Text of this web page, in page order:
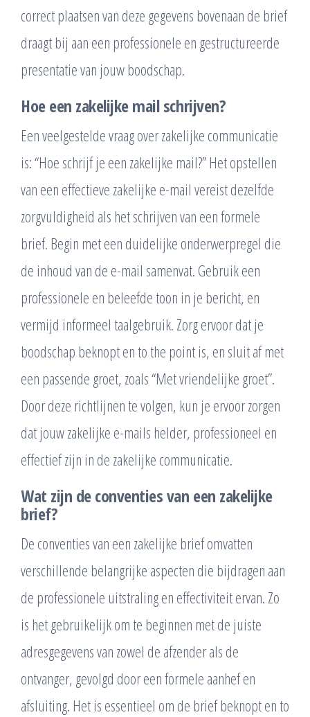
correct plaatsen van deze gegevens bovenaan de brief
draagt bij aan een professionele en gestructureerde
presentatie van jouw boodschap.
Hoe een zakelijke mail schrijven?
Een veelgestelde vraag over zakelijke communicatie
is: “Hoe schrijf je een zakelijke mail?” Het opstellen
van een effectieve zakelijke e-mail vereist dezelfde
zorgvuldigheid als het schrijven van een formele
brief. Begin met een duidelijke onderwerpregel die
de inhoud van de e-mail samenvat. Gebruik een
professionele en beleefde toon in je bericht, en
vermijd informeel taalgebruik. Zorg ervoor dat je
boodschap beknopt en to the point is, en sluit af met
een passende groet, zoals “Met vriendelijke groet”.
Door deze richtlijnen te volgen, kun je ervoor zorgen
dat jouw zakelijke e-mails helder, professioneel en
effectief zijn in de zakelijke communicatie.
Wat zijn de conventies van een zakelijke
brief?
De conventies van een zakelijke brief omvatten
verschillende belangrijke aspecten die bijdragen aan
de professionele uitstraling en effectiviteit ervan. Zo
is het gebruikelijk om te beginnen met de juiste
adresgegevens van zowel de afzender als de
ontvanger, gevolgd door een formele aanhef en
afsluiting. Het is essentieel om de brief beknopt en to